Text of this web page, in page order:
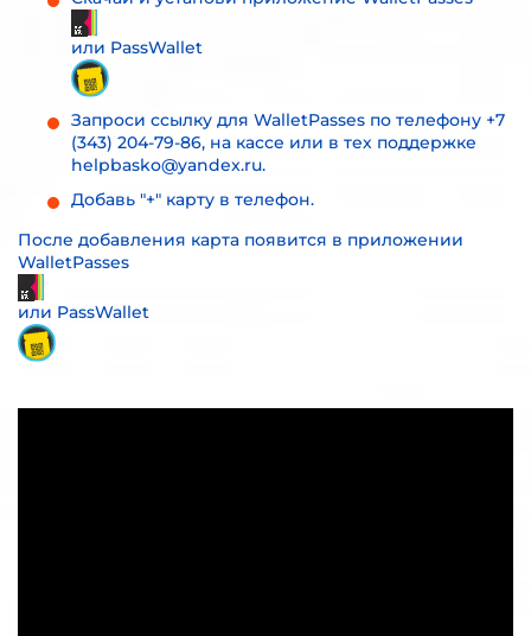
или PassWallet
Запроси ссылку для WalletPasses по телефону +7
(343) 204-79-86, на кассе или в тех поддержке
helpbasko@yandex.ru.
Добавь "+" карту в телефон.
После добавления карта появится в приложении
WalletPasses
или PassWallet